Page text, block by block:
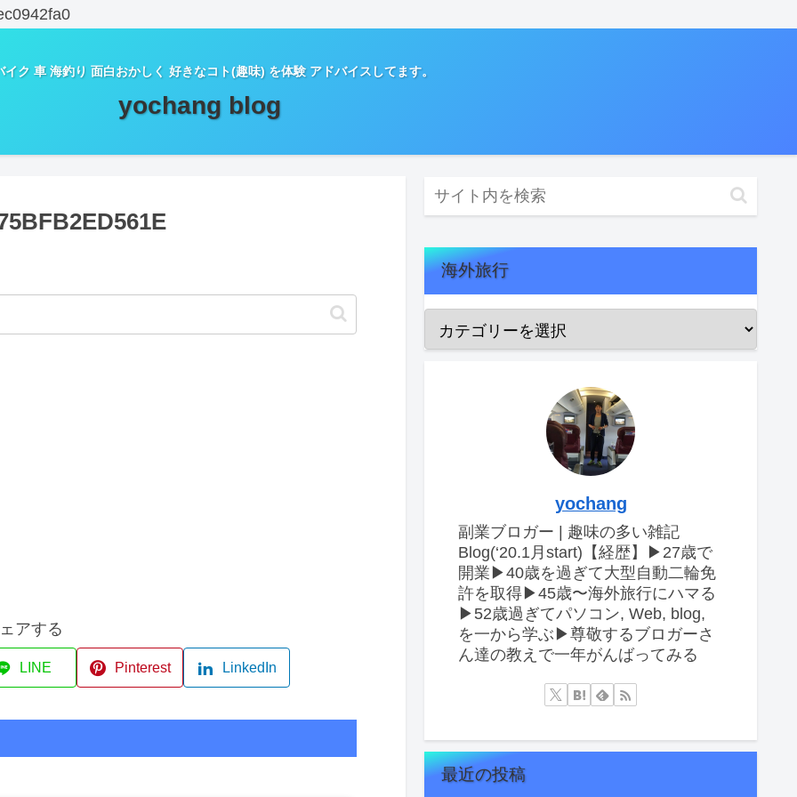
イク 車 海釣り 面白おかしく 好きなコト(趣味) を体験 アドバイスしてます。
yochang blog
アする
LINE Pinterest LinkedIn
海外旅行
yochang
副業ブロガー | 趣味の多い雑記
Blog(‘20.1月start)【経歴】▶︎27歳で
開業▶︎40歳を過ぎて大型自動二輪免
許を取得▶︎45歳〜海外旅行にハマる
▶︎52歳過ぎてパソコン, Web, blog,
を一から学ぶ▶︎尊敬するブロガーさ
ん達の教えで一年がんばってみる
最近の投稿